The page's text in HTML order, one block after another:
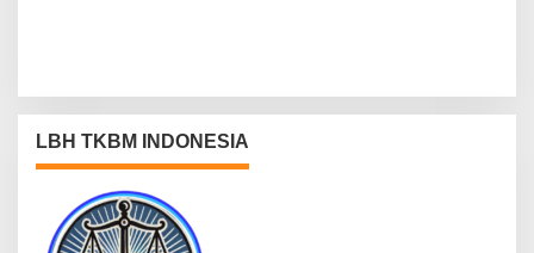
LBH TKBM INDONESIA